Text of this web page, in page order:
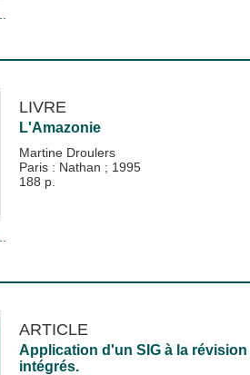
LIVRE
L'Amazonie
Martine Droulers
Paris : Nathan ; 1995
188 p.
ARTICLE
Application d'un SIG à la
intégrés.